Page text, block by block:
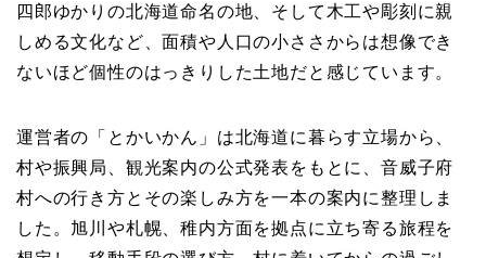
四郎ゆかりの北海道命名の地、そして木工や彫刻に親
しめる文化など、面積や人口の小ささからは想像でき
ないほど個性のはっきりした土地だと感じています。
運営者の「とかいかん」は北海道に暮らす立場から、
村や振興局、観光案内の公式発表をもとに、音威子府
村への行き方とその楽しみ方を一本の案内に整理しま
した。旭川や札幌、稚内方面を拠点に立ち寄る旅程を